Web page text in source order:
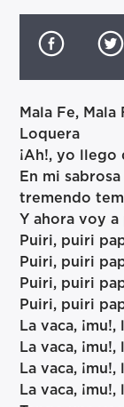
Mala Fe, Mala
Loquera
¡Ah!, yo llego
En mi
tremendo
Y ahora voy a
Puiri, puiri
Puiri, puiri
Puiri, puiri
Puiri, puiri
La vaca, ¡mu!,
La vaca, ¡mu!,
La vaca, ¡mu!,
La vaca,